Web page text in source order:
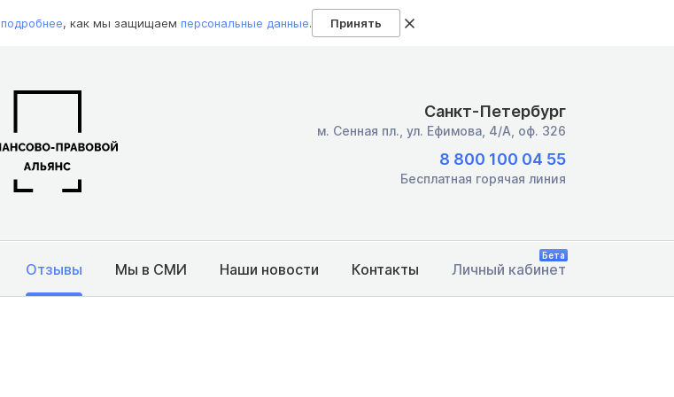
подробнее, как мы защищаем персональные данные. Принять
Санкт-Петербург
м. Сенная пл., ул. Ефимова, 4/А, оф. 326
8 800 100 04 55
Бесплатная горячая линия
Отзывы Мы в СМИ Наши новости Контакты Личный кабинет
Бета